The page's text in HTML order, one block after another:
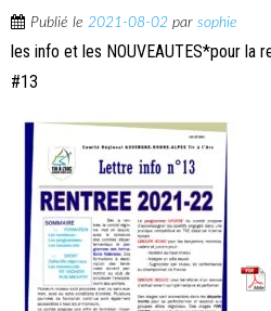
Publié le 2021-08-02 par sophie
les info et les NOUVEAUTES*pour la
#13